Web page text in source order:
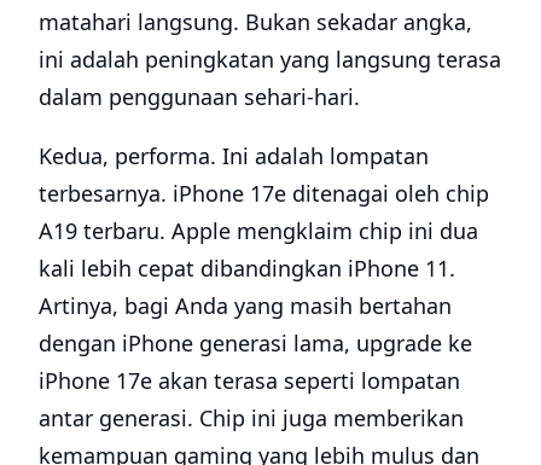
matahari langsung. Bukan sekadar angka,
ini adalah peningkatan yang langsung terasa
dalam penggunaan sehari-hari.
Kedua, performa. Ini adalah lompatan
terbesarnya. iPhone 17e ditenagai oleh chip
A19 terbaru. Apple mengklaim chip ini dua
kali lebih cepat dibandingkan iPhone 11.
Artinya, bagi Anda yang masih bertahan
dengan iPhone generasi lama, upgrade ke
iPhone 17e akan terasa seperti lompatan
antar generasi. Chip ini juga memberikan
kemampuan gaming yang lebih mulus dan